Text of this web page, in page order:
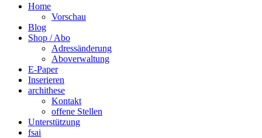
Home
Vorschau
Blog
Shop / Abo
Adressänderung
Aboverwaltung
E-Paper
Inserieren
archithese
Kontakt
offene Stellen
Unterstützung
fsai